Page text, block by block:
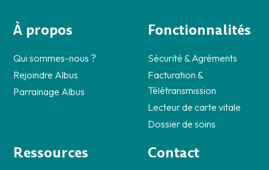
À propos
Qui sommes-nous ?
Rejoindre Albus
Parrainage Albus
Fonctionnalités
Sécurité & Agréments
Facturation &
Télétransmission
Lecteur de carte vitale
Dossier de soins
Ressources Contact